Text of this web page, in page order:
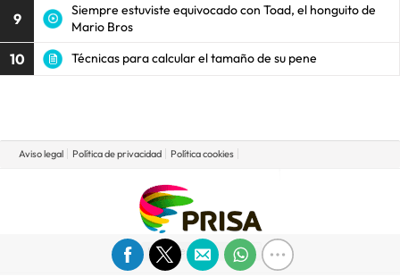
9
Siempre estuviste equivocado con Toad, el honguito de
Mario Bros
10 Técnicas para calcular el tamaño de su pene
Aviso legal Política de privacidad Política cookies